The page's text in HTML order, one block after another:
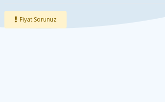
Fiyat Sorunuz